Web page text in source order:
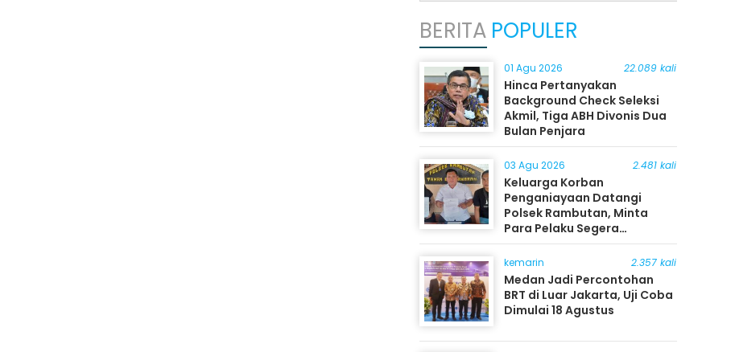
BERITA POPULER
01 Agu 2026 22.089 kali
Hinca Pertanyakan
Background Check Seleksi
Akmil, Tiga ABH Divonis Dua
Bulan Penjara
03 Agu 2026 2.481 kali
Keluarga Korban
Penganiayaan Datangi
Polsek Rambutan, Minta
Para Pelaku Segera
Ditangkap
kemarin 2.357 kali
Medan Jadi Percontohan
BRT di Luar Jakarta, Uji Coba
Dimulai 18 Agustus